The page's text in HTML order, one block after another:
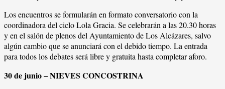
Los encuentros se formularán en formato conversatorio con la
coordinadora del ciclo Lola Gracia. Se celebrarán a las 20.30 horas
y en el salón de plenos del Ayuntamiento de Los Alcázares, salvo
algún cambio que se anunciará con el debido tiempo. La entrada
para todos los debates será libre y gratuita hasta completar aforo.
30 de junio – NIEVES CONCOSTRINA